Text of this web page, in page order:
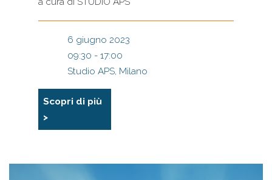
6 giugno 2023
09:30 - 17:00
Studio APS, Milano
Scopri di più
>